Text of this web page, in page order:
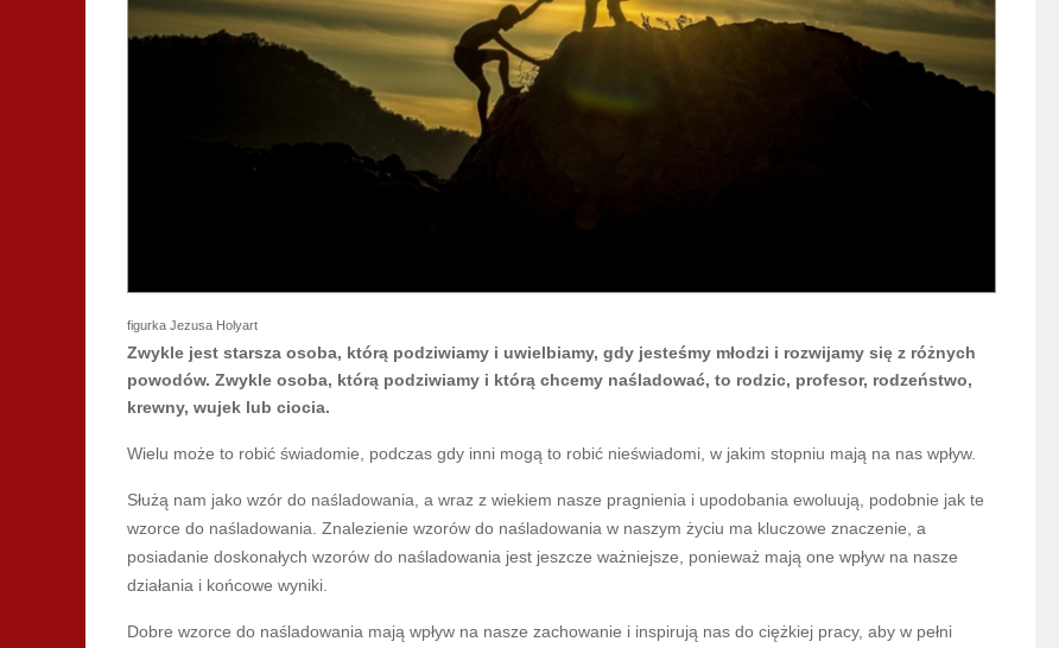
figurka Jezusa Holyart
Zwykle jest starsza osoba, którą podziwiamy i uwielbiamy, gdy jesteśmy młodzi i rozwijamy się z różnych
powodów. Zwykle osoba, którą podziwiamy i którą chcemy naśladować, to rodzic, profesor, rodzeństwo,
krewny, wujek lub ciocia.
Wielu może to robić świadomie, podczas gdy inni mogą to robić nieświadomi, w jakim stopniu mają na nas wpływ.
Służą nam jako wzór do naśladowania, a wraz z wiekiem nasze pragnienia i upodobania ewoluują, podobnie jak te
wzorce do naśladowania. Znalezienie wzorów do naśladowania w naszym życiu ma kluczowe znaczenie, a
posiadanie doskonałych wzorów do naśladowania jest jeszcze ważniejsze, ponieważ mają one wpływ na nasze
działania i końcowe wyniki.
Dobre wzorce do naśladowania mają wpływ na nasze zachowanie i inspirują nas do ciężkiej pracy, aby w pełni